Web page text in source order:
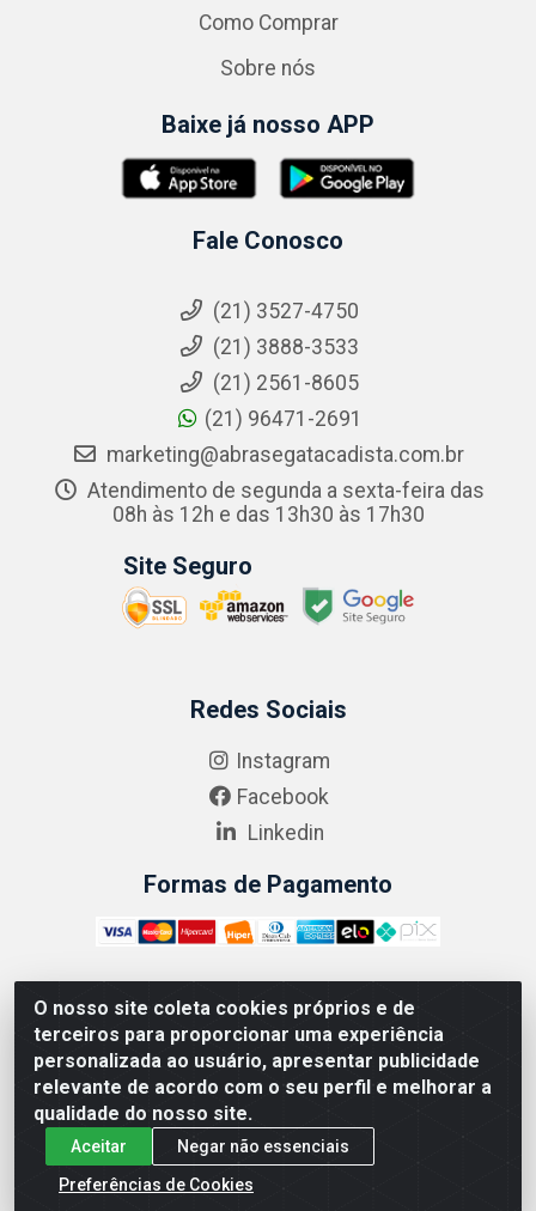
O nosso site coleta cookies próprios e de
terceiros para proporcionar uma experiência
personalizada ao usuário, apresentar publicidade
relevante de acordo com o seu perfil e melhorar a
qualidade do nosso site.
Aceitar
Negar não essenciais
Preferências de Cookies
Como Comprar
Sobre nós
Baixe já nosso APP
Fale Conosco
(21) 3527-4750
(21) 3888-3533
(21) 2561-8605
(21) 96471-2691
marketing@abrasegatacadista.com.br
Atendimento de segunda a sexta-feira das
08h às 12h e das 13h30 às 17h30
Site Seguro
Redes Sociais
Instagram
Facebook
Linkedin
Formas de Pagamento
ABRASEG COMÉRCIO ATACADISTA LTDA - CNPJ:
10.894.768/0001-00 - Avenida Lobo Júnior, 1045 -
Penha Circular - Rio de Janeiro - RJ - CEP 21020-124